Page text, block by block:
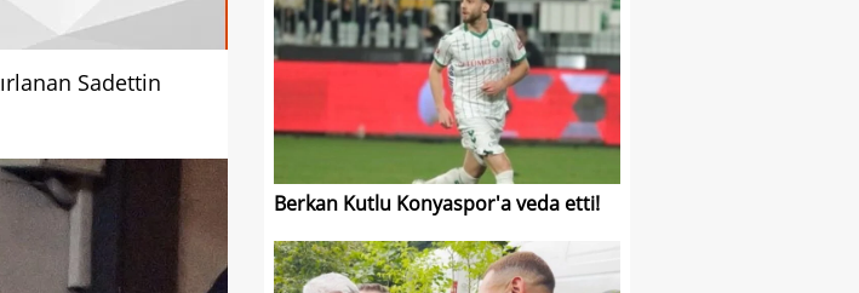
Sadettin
Berkan Kutlu Konyaspor'a veda etti!